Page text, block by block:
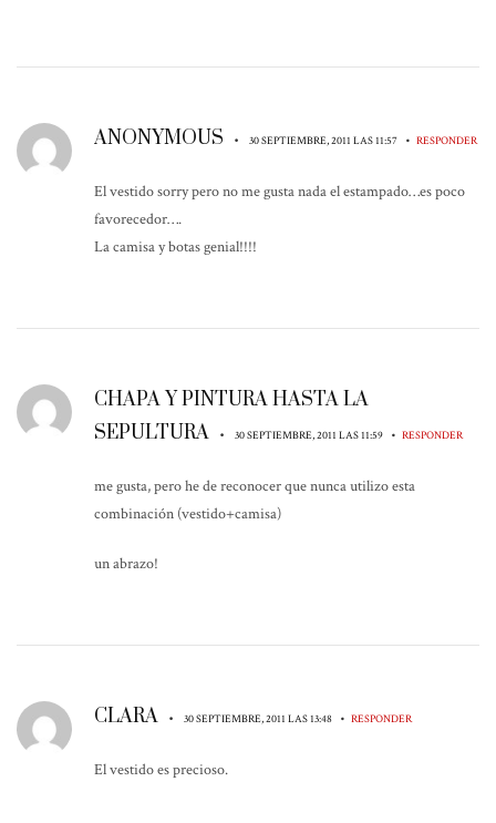
ANONYMOUS • 30 SEPTIEMBRE, 2011 LAS 11:57 • RESPONDER
El vestido sorry pero no me gusta nada el estampado…es poco
favorecedor….
La camisa y botas genial!!!!
CHAPA Y PINTURA HASTA LA
SEPULTURA
• 30 SEPTIEMBRE, 2011 LAS 11:59 • RESPONDER
me gusta, pero he de reconocer que nunca utilizo esta
combinación (vestido+camisa)
un abrazo!
CLARA • 30 SEPTIEMBRE, 2011 LAS 13:48 • RESPONDER
El vestido es precioso.